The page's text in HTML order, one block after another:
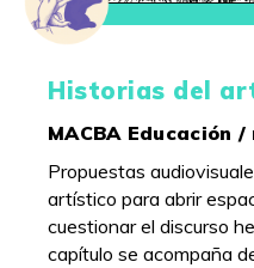
Historias del
MACBA Educación
Propuestas
artístico para abrir
cuestionar el discurso
capítulo se acompaña